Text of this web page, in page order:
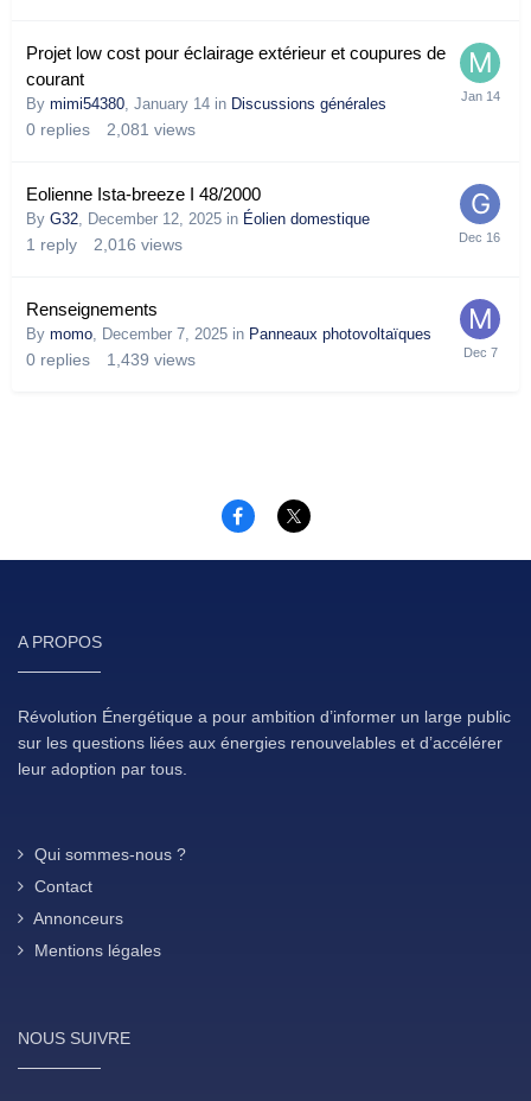
Projet low cost pour éclairage extérieur et coupures de
courant
By mimi54380, January 14 in Discussions générales
0 replies 2,081 views
Eolienne Ista-breeze I 48/2000
By G32, December 12, 2025 in Éolien domestique
1 reply 2,016 views
Renseignements
By momo, December 7, 2025 in Panneaux photovoltaïques
0 replies 1,439 views
A PROPOS
Révolution Énergétique a pour ambition d’informer un large public
sur les questions liées aux énergies renouvelables et d’accélérer
leur adoption par tous.
Qui sommes-nous ?
Contact
Annonceurs
Mentions légales
NOUS SUIVRE